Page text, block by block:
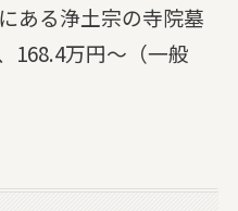
にある浄土宗の寺院墓
168.4万円～（一般